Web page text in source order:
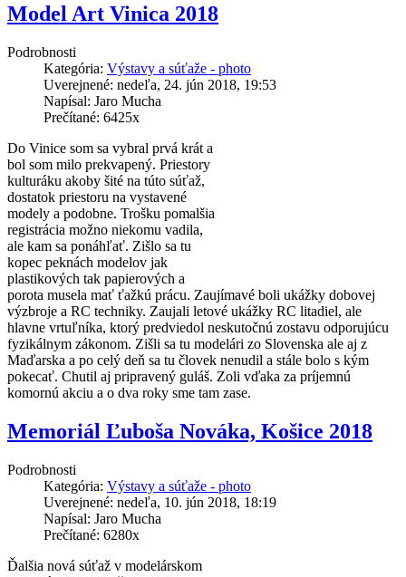
Model Art Vinica 2018
Podrobnosti
Kategória: Výstavy a súťaže - photo
Uverejnené: nedeľa, 24. jún 2018, 19:53
Napísal: Jaro Mucha
Prečítané: 6425x
Do Vinice som sa vybral prvá krát a
bol som milo prekvapený. Priestory
kulturáku akoby šité na túto súťaž,
dostatok priestoru na vystavené
modely a podobne. Trošku pomalšia
registrácia možno niekomu vadila,
ale kam sa ponáhľať. Zišlo sa tu
kopec peknách modelov jak
plastikových tak papierových a
porota musela mať ťažkú prácu. Zaujímavé boli ukážky dobovej
výzbroje a RC techniky. Zaujali letové ukážky RC litadiel, ale
hlavne vrtuľníka, ktorý predviedol neskutočnú zostavu odporujúcu
fyzikálnym zákonom. Zišli sa tu modelári zo Slovenska ale aj z
Maďarska a po celý deň sa tu človek nenudil a stále bolo s kým
pokecať. Chutil aj pripravený guláš. Zoli vďaka za príjemnú
komornú akciu a o dva roky sme tam zase.
Memoriál Ľuboša Nováka, Košice 2018
Podrobnosti
Kategória: Výstavy a súťaže - photo
Uverejnené: nedeľa, 10. jún 2018, 18:19
Napísal: Jaro Mucha
Prečítané: 6280x
Ďalšia nová súťaž v modelárskom